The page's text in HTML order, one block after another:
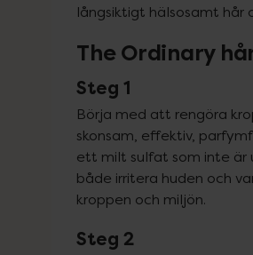
långsiktigt hälsosamt hår
The Ordinary
Steg 1
Börja med att rengöra
skonsam, effektiv,
ett milt sulfat som inte är
både irritera huden och
kroppen och miljön.
Steg 2